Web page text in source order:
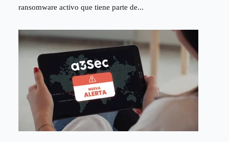
ransomware activo que tiene parte de...